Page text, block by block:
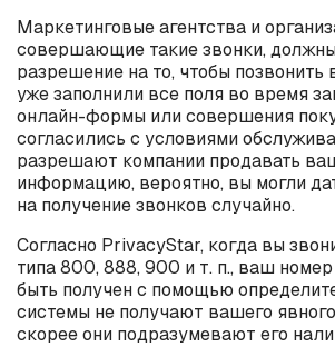
Маркетинговые агентства и
совершающие такие звонки,
разрешение на то, чтобы позвонить
уже заполнили все поля во время
онлайн-формы или совершения
согласились с условиями
разрешают компании продавать
информацию, вероятно, вы могли
на получение звонков случайно.
Согласно PrivacyStar, когда вы
типа 800, 888, 900 и т. п., ваш
быть получен с помощью
системы не получают вашего
скорее они подразумевают его